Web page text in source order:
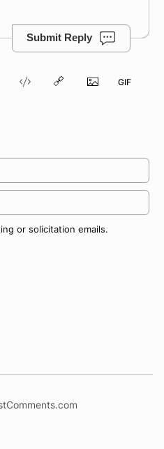
Submit Reply
or solicitation emails.